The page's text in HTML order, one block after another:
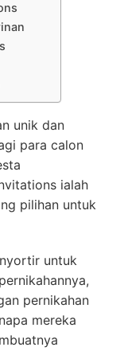
unik dan
para calon
ialah
pilihan untuk
untuk
pernikahan
mereka